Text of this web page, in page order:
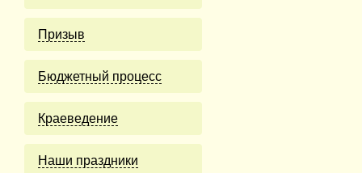
Призыв
Бюджетный процесс
Краеведение
Наши праздники